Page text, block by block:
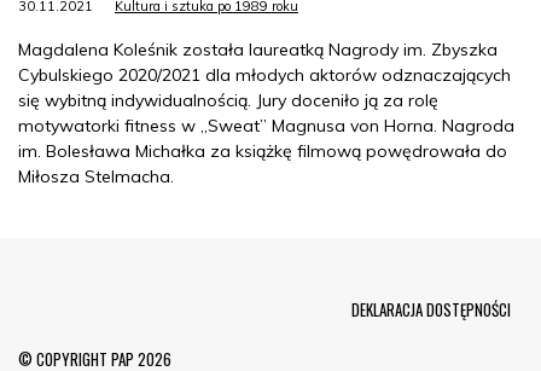
30.11.2021 Kultura i sztuka po 1989 roku
Magdalena Koleśnik została laureatką Nagrody im. Zbyszka
Cybulskiego 2020/2021 dla młodych aktorów odznaczających
się wybitną indywidualnością. Jury doceniło ją za rolę
motywatorki fitness w „Sweat” Magnusa von Horna. Nagroda
im. Bolesława Michałka za książkę filmową powędrowała do
Miłosza Stelmacha.
© COPYRIGHT PAP 2026
DEKLARACJA DOSTĘPNOŚCI